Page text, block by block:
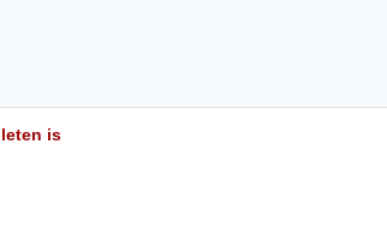
is